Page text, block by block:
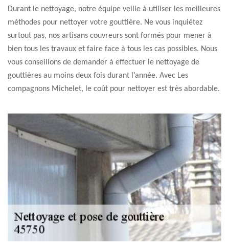
Durant le nettoyage, notre équipe veille à utiliser les meilleures
méthodes pour nettoyer votre gouttière. Ne vous inquiétez
surtout pas, nos artisans couvreurs sont formés pour mener à
bien tous les travaux et faire face à tous les cas possibles. Nous
vous conseillons de demander à effectuer le nettoyage de
gouttières au moins deux fois durant l’année. Avec Les
compagnons Michelet, le coût pour nettoyer est très abordable.